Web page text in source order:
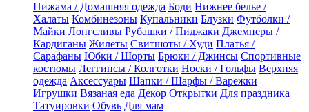
Пижама / Домашняя одежда Боди Нижнее белье /
Халаты Комбинезоны Купальники Блузки Футболки /
Майки Лонгсливы Рубашки / Пиджаки Джемперы /
Кардиганы Жилеты Свитшоты / Худи Платья /
Сарафаны Юбки / Шорты Брюки / Джинсы Спортивные
костюмы Леггинсы / Колготки Носки / Гольфы Верхняя
одежда Аксессуары Шапки / Шарфы / Варежки
Игрушки Вязаная еда Декор Открытки Для праздника
Татуировки Обувь Для мам